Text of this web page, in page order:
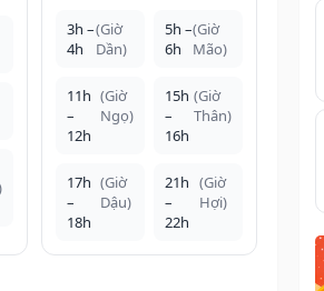
3h –
4h
(Giờ
Dần)
5h –
6h
(Giờ
Mão)
11h
–
12h
(Giờ
Ngọ)
15h
–
16h
(Giờ
Thân)
17h
–
18h
(Giờ
Dậu)
21h
–
22h
(Giờ
Hợi)